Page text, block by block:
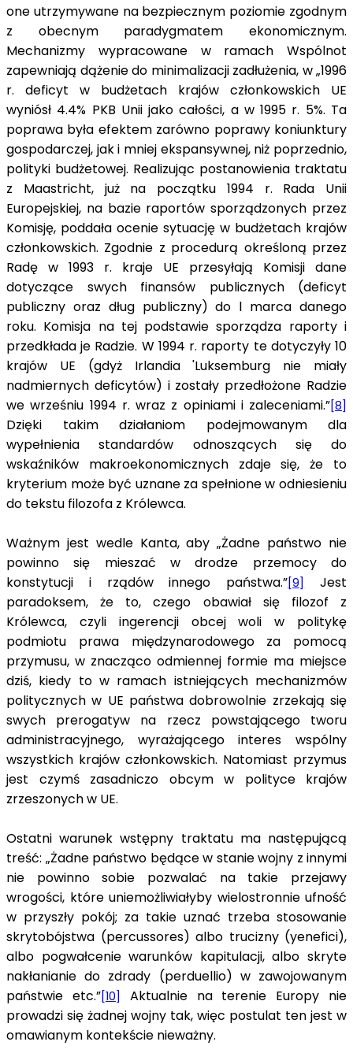
one utrzymywane na bezpiecznym poziomie zgodnym
z obecnym paradygmatem ekonomicznym.
Mechanizmy wypracowane w ramach Wspólnot
zapewniają dążenie do minimalizacji zadłużenia, w „1996
r. deficyt w budżetach krajów członkowskich UE
wyniósł 4.4% PKB Unii jako całości, a w 1995 r. 5%. Ta
poprawa była efektem zarówno poprawy koniunktury
gospodarczej, jak i mniej ekspansywnej, niż poprzednio,
polityki budżetowej. Realizując postanowienia traktatu
z Maastricht, już na początku 1994 r. Rada Unii
Europejskiej, na bazie raportów sporządzonych przez
Komisję, poddała ocenie sytuację w bu­dżetach krajów
członkowskich. Zgodnie z procedurą określoną przez
Radę w 1993 r. kraje UE przesyłają Komisji dane
dotyczące swych finansów publicznych (deficyt
publiczny oraz dług publiczny) do l marca danego
roku. Komisja na tej podstawie sporządza raporty i
przedkłada je Radzie. W 1994 r. raporty te dotyczyły 10
krajów UE (gdyż Irlandia 'Luksemburg nie miały
nadmiernych deficytów) i zostały przedłożone Radzie
we wrześniu 1994 r. wraz z opiniami i zaleceniami.”[8]
Dzięki takim działaniom podejmowanym dla
wypełnienia standardów odnoszących się do
wskaźników makroekonomicznych zdaje się, że to
kryterium może być uznane za spełnione w odniesieniu
do tekstu filozofa z Królewca.
Ważnym jest wedle Kanta, aby „Żadne państwo nie
powinno się mieszać w drodze przemocy do
konstytucji i rządów innego państwa.”[9]
Jest
paradoksem, że to, czego obawiał się filozof z
Królewca, czyli ingerencji obcej woli w politykę
podmiotu prawa międzynarodowego za pomocą
przymusu, w znacząco odmiennej formie ma miejsce
dziś, kiedy to w ramach istniejących mechanizmów
politycznych w UE państwa dobrowolnie zrzekają się
swych prerogatyw na rzecz powstającego tworu
administracyjnego, wyrażającego interes wspólny
wszystkich krajów członkowskich. Natomiast przymus
jest czymś zasadniczo obcym w polityce krajów
zrzeszonych w UE.
Ostatni warunek wstępny traktatu ma następującą
treść: „Żadne państwo będące w stanie wojny z innymi
nie powinno sobie pozwalać na takie przejawy
wrogości, które uniemożliwiałyby wielostronnie ufność
w przyszły pokój; za takie uznać trzeba stosowanie
skrytobójstwa (percussores) albo trucizny (yenefici),
albo pogwałcenie warunków kapitulacji, albo skryte
nakłanianie do zdrady (perduellio) w zawojowanym
państwie etc.”[10]
Aktualnie na terenie Europy nie
prowadzi się żadnej wojny tak, więc postulat ten jest w
omawianym kontekście nieważny.